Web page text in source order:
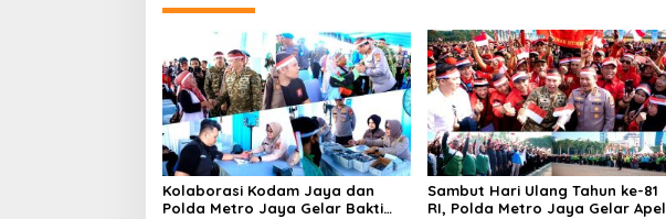
Kolaborasi Kodam Jaya dan
Polda Metro Jaya Gelar Bakti
Sambut Hari Ulang Tahun ke-81
RI, Polda Metro Jaya Gelar Apel